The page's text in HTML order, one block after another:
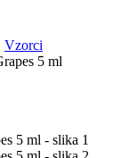
Vzorci
5 ml